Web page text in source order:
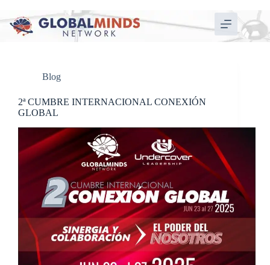
Blog
2ª CUMBRE INTERNACIONAL CONEXIÓN
GLOBAL